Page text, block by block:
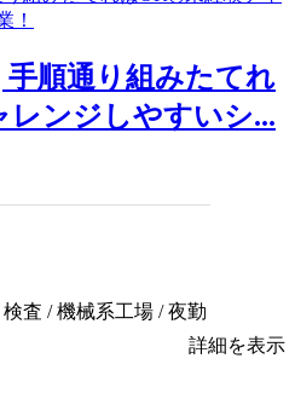
手順通り組みたてれ
ンジしやすいシ...
査 / 機械系工場 / 夜勤
詳細を表示